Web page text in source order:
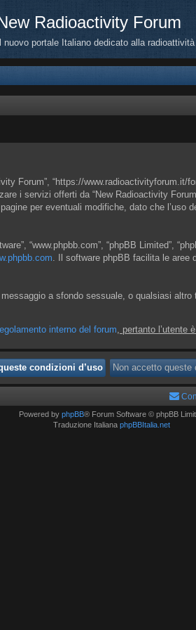
Radioactivity Forum
Il nuovo portale Italiano dedicato alla radioattività
Forum”, “https://
i servizi offerti da “New Radioactivity
per eventuali modifiche, dato che
“www.phpbb.com”, “phpBB Limited”,
. Il software phpBB facilita le
a sfondo sessuale, o qualsiasi
interno del forum , pertanto l’utente
Powered by phpBB® Forum Software © phpBB
Traduzione Italiana phpBBItalia.net